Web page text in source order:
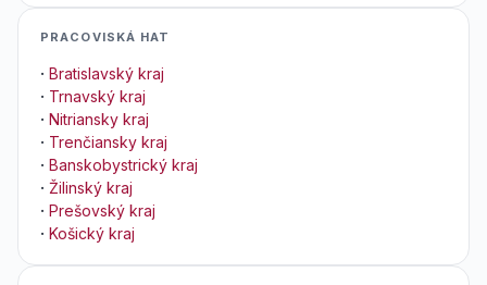
PRACOVISKÁ HAT
· Bratislavský kraj
· Trnavský kraj
· Nitriansky kraj
· Trenčiansky kraj
· Banskobystrický kraj
· Žilinský kraj
· Prešovský kraj
· Košický kraj